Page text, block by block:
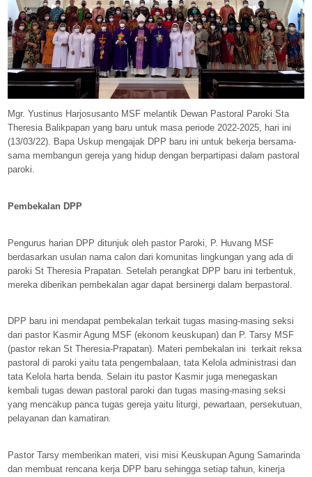
Mgr. Yustinus Harjosusanto MSF melantik Dewan Pastoral Paroki Sta
Theresia Balikpapan yang baru untuk masa periode 2022-2025, hari ini
(13/03/22). Bapa Uskup mengajak DPP baru ini untuk bekerja bersama-
sama membangun gereja yang hidup dengan berpartipasi dalam pastoral
paroki.
Pembekalan DPP
Pengurus harian DPP ditunjuk oleh pastor Paroki, P. Huvang MSF
berdasarkan usulan nama calon dari komunitas lingkungan yang ada di
paroki St Theresia Prapatan. Setelah perangkat DPP baru ini terbentuk,
mereka diberikan pembekalan agar dapat bersinergi dalam berpastoral.
DPP baru ini mendapat pembekalan terkait tugas masing-masing seksi
dari pastor Kasmir Agung MSF (ekonom keuskupan) dan P. Tarsy MSF
(pastor rekan St Theresia-Prapatan). Materi pembekalan ini terkait reksa
pastoral di paroki yaitu tata pengembalaan, tata Kelola administrasi dan
tata Kelola harta benda. Selain itu pastor Kasmir juga menegaskan
kembali tugas dewan pastoral paroki dan tugas masing-masing seksi
yang mencakup panca tugas gereja yaitu liturgi, pewartaan, persekutuan,
pelayanan dan kamatiran.
Pastor Tarsy memberikan materi, visi misi Keuskupan Agung Samarinda
dan membuat rencana kerja DPP baru sehingga setiap tahun, kinerja